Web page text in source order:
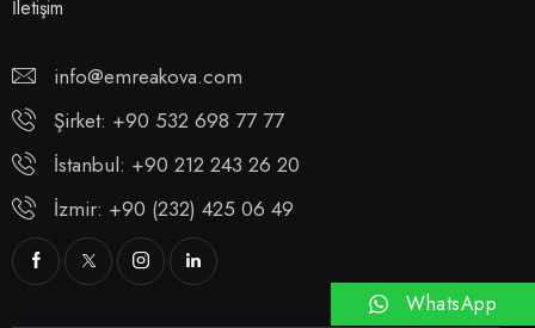
İletişim
info@emreakova.com
Şirket: +90 532 698 77 77
İstanbul: +90 212 243 26 20
İzmir: +90 (232) 425 06 49
WhatsApp